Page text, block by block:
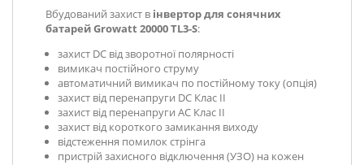
Вбудований захист в інвертор для сонячних
батарей Growatt 20000 TL3-S:
захист DC від зворотної полярності
вимикач постійного струму
автоматичний вимикач по постійному току (опція)
захист від перенапруги DC Клас ІІ
захист від перенапруги AC Клас ІІ
захист від короткого замикання виходу
відстеження помилок стрінга
пристрій захисного відключення (УЗО) на кожен